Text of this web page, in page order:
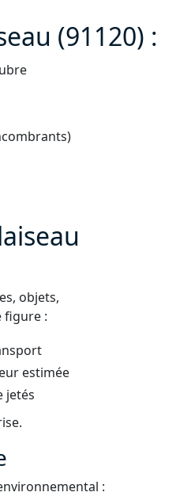
(91120) :
objets,
figure :
estimée
jetés
: